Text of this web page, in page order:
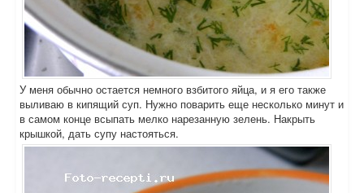
У меня обычно остается немного взбитого яйца, и я его также
выливаю в кипящий суп. Нужно поварить еще несколько минут и
в самом конце всыпать мелко нарезанную зелень. Накрыть
крышкой, дать супу настояться.